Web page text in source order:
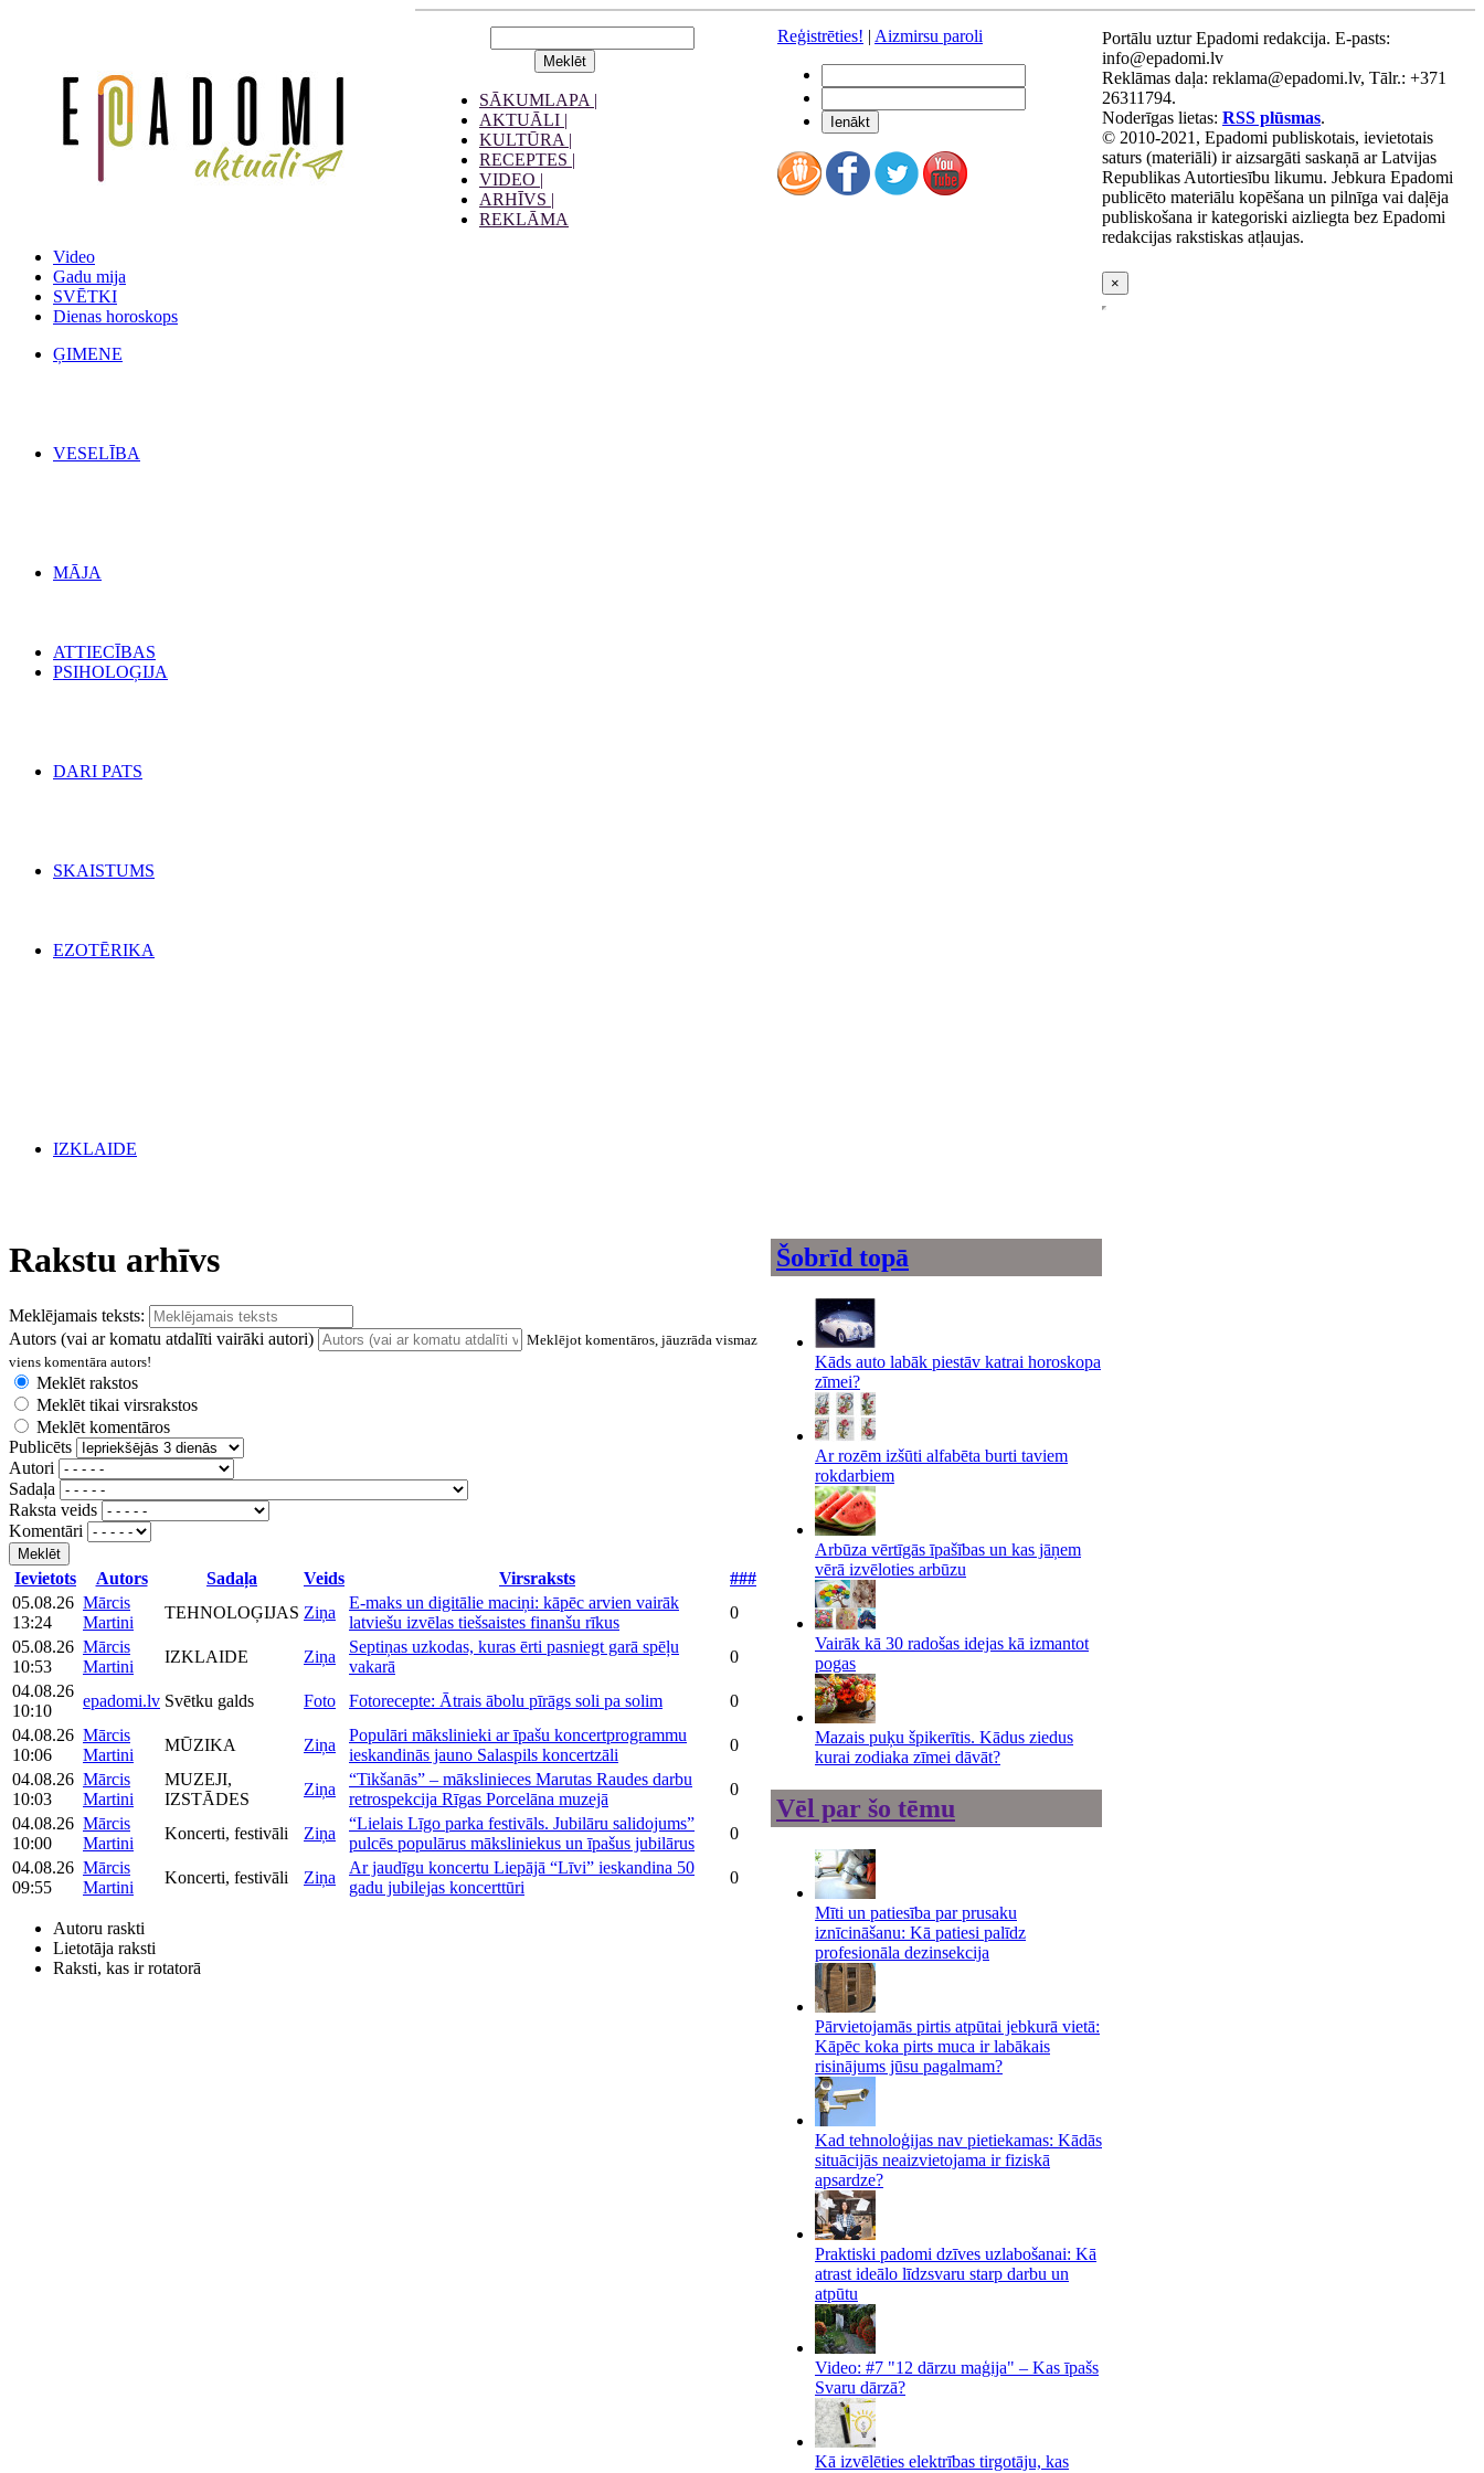
SĀKUMLAPA |
AKTUĀLI |
KULTŪRA |
RECEPTES |
VIDEO |
ARHĪVS |
REKLĀMA
Reģistrēties! | Aizmirsu paroli
Video
Gadu mija
SVĒTKI
Dienas horoskops
ĢIMENE
VESELĪBA
MĀJA
ATTIECĪBAS
PSIHOLOĢIJA
DARI PATS
SKAISTUMS
EZOTĒRIKA
IZKLAIDE
Rakstu arhīvs
Meklējamais teksts:
Autors (vai ar komatu atdalīti vairāki autori)
Meklējot komentāros, jāuzrāda vismaz
viens komentāra autors!
Meklēt rakstos
Meklēt tikai virsrakstos
Meklēt komentāros
Publicēts
Autori
Sadaļa
Raksta veids
Komentāri
Meklēt
Ievietots Autors Sadaļa Veids Virsraksts
###
05.08.26
13:24
Mārcis
Martini
TEHNOLOĢIJAS Ziņa
E-maks un digitālie maciņi: kāpēc arvien vairāk
latviešu izvēlas tiešsaistes finanšu rīkus
0
05.08.26
10:53
Mārcis
Martini
IZKLAIDE Ziņa
Septiņas uzkodas, kuras ērti pasniegt garā spēļu
vakarā
0
04.08.26
10:10
epadomi.lv Svētku galds Foto Fotorecepte: Ātrais ābolu pīrāgs soli pa solim
0
04.08.26
10:06
Mārcis
Martini
MŪZIKA Ziņa
Populāri mākslinieki ar īpašu koncertprogrammu
ieskandinās jauno Salaspils koncertzāli
0
04.08.26
10:03
Mārcis
Martini
MUZEJI,
IZSTĀDES
Ziņa
“Tikšanās” – mākslinieces Marutas Raudes darbu
retrospekcija Rīgas Porcelāna muzejā
0
04.08.26
10:00
Mārcis
Martini
Koncerti, festivāli Ziņa
“Lielais Līgo parka festivāls. Jubilāru salidojums”
pulcēs populārus māksliniekus un īpašus jubilārus
0
04.08.26
09:55
Mārcis
Martini
Koncerti, festivāli Ziņa
Ar jaudīgu koncertu Liepājā “Līvi” ieskandina 50
gadu jubilejas koncerttūri
0
Autoru raskti
Lietotāja raksti
Raksti, kas ir rotatorā
Šobrīd topā
Kāds auto labāk piestāv katrai horoskopa
zīmei?
Ar rozēm izšūti alfabēta burti taviem
rokdarbiem
Arbūza vērtīgās īpašības un kas jāņem
vērā izvēloties arbūzu
Vairāk kā 30 radošas idejas kā izmantot
pogas
Mazais puķu špikerītis. Kādus ziedus
kurai zodiaka zīmei dāvāt?
Vēl par šo tēmu
Mīti un patiesība par prusaku
iznīcināšanu: Kā patiesi palīdz
profesionāla dezinsekcija
Pārvietojamās pirtis atpūtai jebkurā vietā:
Kāpēc koka pirts muca ir labākais
risinājums jūsu pagalmam?
Kad tehnoloģijas nav pietiekamas: Kādās
situācijās neaizvietojama ir fiziskā
apsardze?
Praktiski padomi dzīves uzlabošanai: Kā
atrast ideālo līdzsvaru starp darbu un
atpūtu
Video: #7 "12 dārzu maģija" – Kas īpašs
Svaru dārzā?
Kā izvēlēties elektrības tirgotāju, kas
Portālu uztur Epadomi redakcija. E-pasts:
info@epadomi.lv
Reklāmas daļa: reklama@epadomi.lv, Tālr.: +371
26311794.
Noderīgas lietas: RSS plūsmas.
© 2010-2021, Epadomi publiskotais, ievietotais
saturs (materiāli) ir aizsargāti saskaņā ar Latvijas
Republikas Autortiesību likumu. Jebkura Epadomi
publicēto materiālu kopēšana un pilnīga vai daļēja
publiskošana ir kategoriski aizliegta bez Epadomi
redakcijas rakstiskas atļaujas.
×